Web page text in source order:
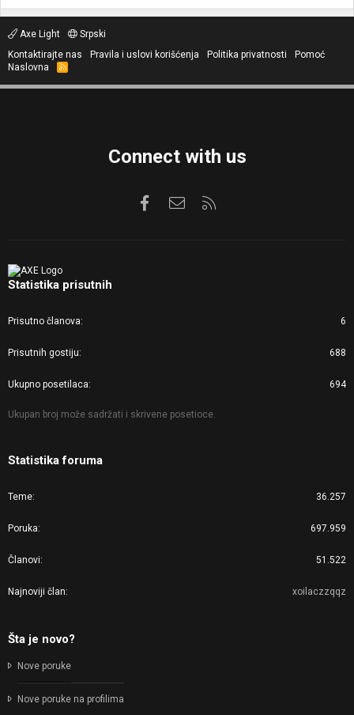
Axe Light
Srpski
Kontaktirajte nas
Pravila i uslovi korišćenja Politika privatnosti
Pomoć
Naslovna
R
S
Connect with us
FacebookKontaktirajte nas
Statistika prisutnih
Prisutno članova 6
Prisutnih gostiju 688
Ukupno posetilaca 694
Ukupan broj može sadržati i skrivene posetioce.
Statistika foruma
Teme 36.257
Poruka 697.959
Članovi 51.522
Najnoviji član xoilaczzqqz
Šta je novo?
Nove poruke
Nove poruke na profilima